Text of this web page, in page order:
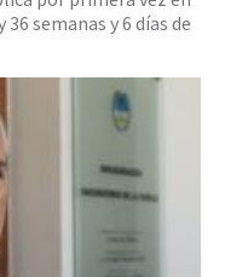
semanas y 6 días de